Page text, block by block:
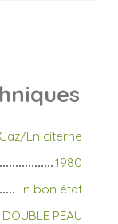
Gaz/En citerne
1980
En bon état
PEAU